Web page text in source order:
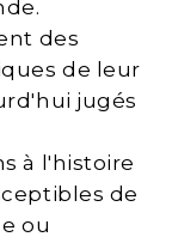
des
de leur
jugés
à l'histoire
de
ou